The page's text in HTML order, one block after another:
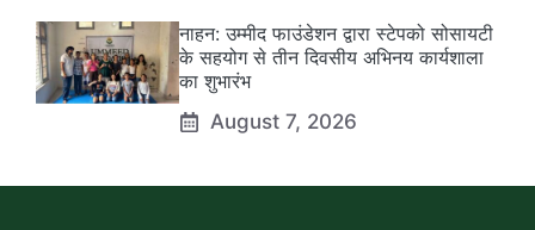
नाहन: उम्मीद फाउंडेशन द्वारा स्टेपको सोसायटी
के सहयोग से तीन दिवसीय अभिनय कार्यशाला
का शुभारंभ
August 7, 2026